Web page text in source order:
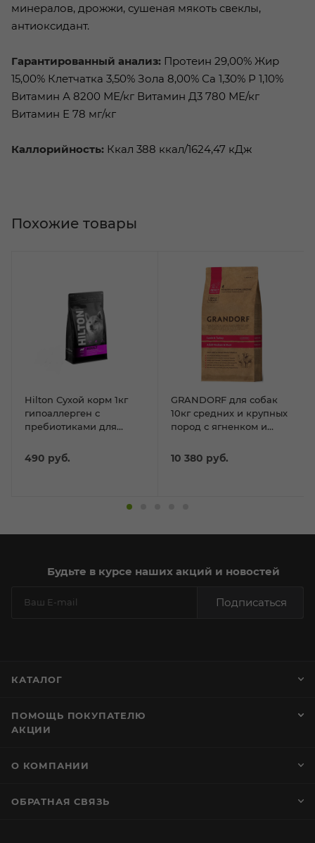
минералов, дрожжи, сушеная мякоть свеклы,
антиоксидант.
Гарантированный анализ: Протеин 29,00% Жир
15,00% Клетчатка 3,50% Зола 8,00% Са 1,30% Р 1,10%
Витамин А 8200 МЕ/кг Витамин Д3 780 МЕ/кг
Витамин Е 78 мг/кг
Каллорийность: Ккал 388 ккал/1624,47 кДж
Hilton Сухой корм 1кг
гипоаллерген с
пребиотиками для
крупных пород с
Ягненком
490 руб.
GRANDORF для собак
10кг средних и крупных
пород с ягненком и
10 380 руб.
Похожие товары
Будьте в курсе наших акций и новостей
Подписаться
КАТАЛОГ
ПОМОЩЬ ПОКУПАТЕЛЮ
АКЦИИ
О КОМПАНИИ
ОБРАТНАЯ СВЯЗЬ